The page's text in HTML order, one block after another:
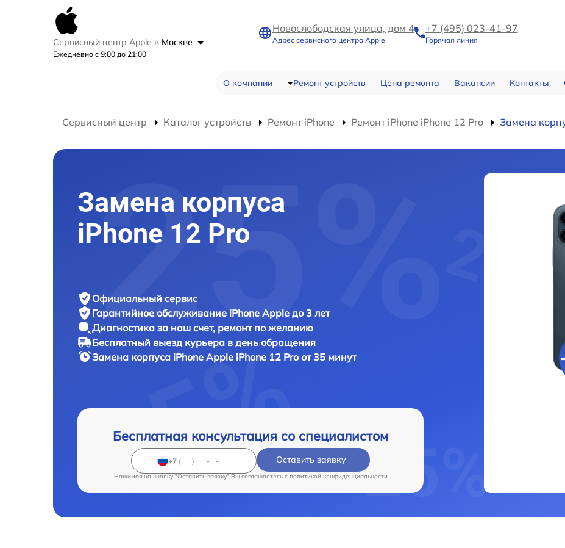
Сервисный центр Apple в Москве
Ежедневно с 9:00 до 21:00
Новослободская улица, дом 4
Адрес сервисного центра Apple
+7 (495) 023-41-97
Горячая линия
О компании Ремонт устройств Цена ремонта Вакансии Контакты
Сервисный центр Каталог устройств Ремонт iPhone Ремонт iPhone iPhone 12 Pro Замена
Замена корпуса
iPhone 12 Pro
Официальный сервис
Гарантийное обслуживание iPhone Apple до 3 лет
Диагностика за наш счет, ремонт по желанию
Бесплатный выезд курьера в день обращения
Замена корпуса iPhone Apple iPhone 12 Pro от 35 минут
Бесплатная консультация со специалистом
Оставить заявку
Нажимая на кнопку "Оставить заявку" Вы соглашаетесь c политикой конфиденциальности